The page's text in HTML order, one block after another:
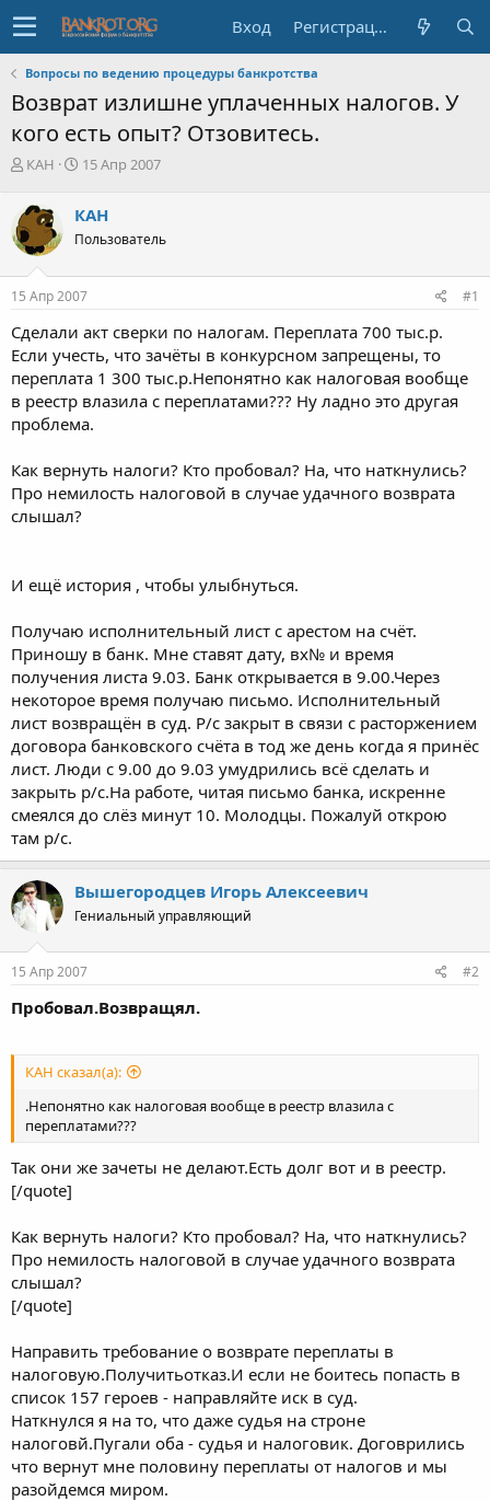
Вход Регистрация
Вопросы по ведению процедуры банкротства
Возврат излишне уплаченных налогов. У
кого есть опыт? Отзовитесь.
А
т
о
р
т
е
м
КАН
Д
а
н
ч
а
а
15 Апр 2007
КАН
Пользователь
15 Апр 2007 #1
Сделали акт сверки по налогам. Переплата 700 тыс.р.
Если учесть, что зачёты в конкурсном запрещены, то
переплата 1 300 тыс.р.Непонятно как налоговая вообще
в реестр влазила с переплатами??? Ну ладно это другая
проблема.
Как вернуть налоги? Кто пробовал? На, что наткнулись?
Про немилость налоговой в случае удачного возврата
слышал?
И ещё история , чтобы улыбнуться.
Получаю исполнительный лист с арестом на счёт.
Приношу в банк. Мне ставят дату, вх№ и время
получения листа 9.03. Банк открывается в 9.00.Через
некоторое время получаю письмо. Исполнительный
лист возвращён в суд. Р/с закрыт в связи с расторжением
договора банковского счёта в тод же день когда я принёс
лист. Люди с 9.00 до 9.03 умудрились всё сделать и
закрыть р/с.На работе, читая письмо банка, искренне
смеялся до слёз минут 10. Молодцы. Пожалуй открою
там р/с.
Вышегородцев Игорь Алексеевич
Гениальный управляющий
15 Апр 2007 #2
Пробовал.Возвращял.
КАН сказал(а):
.Непонятно как налоговая вообще в реестр влазила с
переплатами???
Так они же зачеты не делают.Есть долг вот и в реестр.
[/quote]
Как вернуть налоги? Кто пробовал? На, что наткнулись?
Про немилость налоговой в случае удачного возврата
слышал?
[/quote]
Направить требование о возврате переплаты в
налоговую.Получитьотказ.И если не боитесь попасть в
список 157 героев - направляйте иск в суд.
Наткнулся я на то, что даже судья на строне
налоговй.Пугали оба - судья и налоговик. Договрились
что вернут мне половину переплаты от налогов и мы
разойдемся миром.